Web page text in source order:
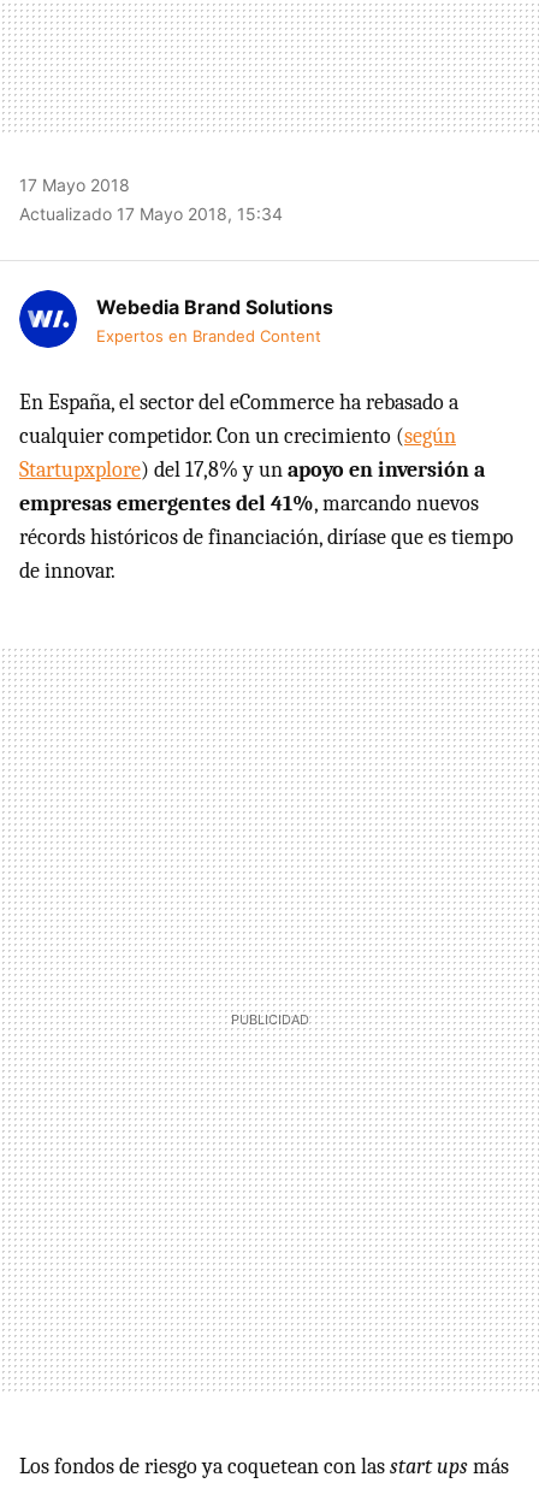
17 Mayo 2018
Actualizado 17 Mayo 2018, 15:34
Webedia Brand Solutions
Expertos en Branded Content
En España, el sector del eCommerce ha rebasado a
cualquier competidor. Con un crecimiento (según
Startupxplore) del 17,8% y unapoyo en inversión a
empresas emergentes del 41%, marcando nuevos
récords históricos de financiación, diríase que es tiempo
de innovar.
Los fondos de riesgo ya coquetean con lasstart upsmás